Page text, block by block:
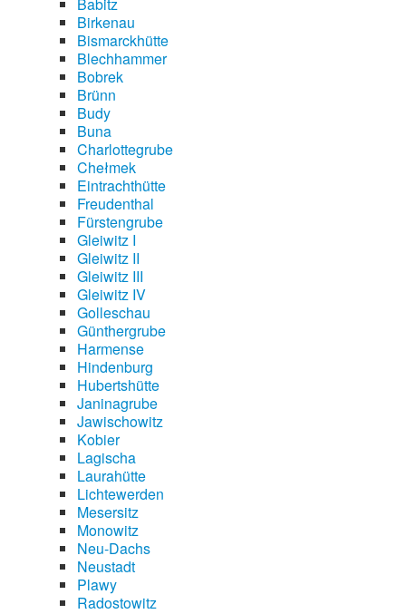
Birkenau
Bismarckhütte
Blechhammer
Bobrek
Brünn
Budy
Buna
Charlottegrube
Chełmek
Eintrachthütte
Freudenthal
Fürstengrube
Gleiwitz I
Gleiwitz II
Gleiwitz III
Gleiwitz IV
Golleschau
Günthergrube
Harmense
Hindenburg
Hubertshütte
Janinagrube
Jawischowitz
Kobier
Lagischa
Laurahütte
Lichtewerden
Mesersitz
Monowitz
Neu-Dachs
Neustadt
Plawy
Radostowitz